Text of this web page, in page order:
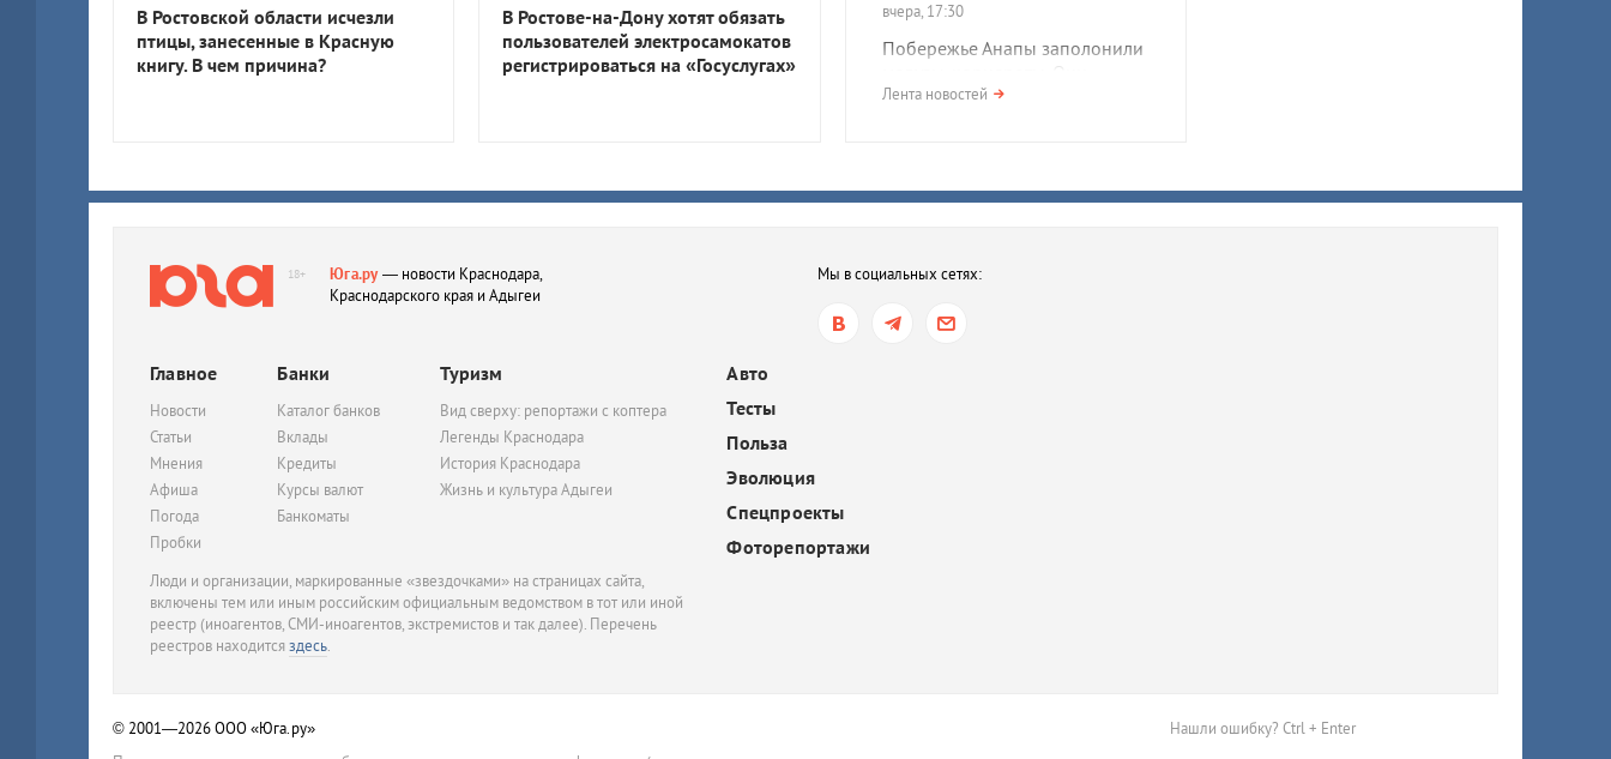
вчера, 17:30
Побережье Анапы заполонили
медузы-корнероты. Они
опасны?
Сильная жара и дожди. Узнали,
какую погоду ждать в
Лента новостей
В Ростовской области исчезли
птицы, занесенные в Красную
книгу. В чем причина?
В Ростове-на-Дону хотят обязать
пользователей электросамокатов
регистрироваться на «Госуслугах»
18+ Юга.ру— новости Краснодара,
Краснодарского края и Адыгеи
Мы в социальных сетях:
Главное
Новости
Статьи
Мнения
Афиша
Погода
Пробки
Банки
Каталог банков
Вклады
Кредиты
Курсы валют
Банкоматы
Туризм
Вид сверху: репортажи с коптера
Легенды Краснодара
История Краснодара
Жизнь и культура Адыгеи
Авто
Тесты
Польза
Эволюция
Спецпроекты
Фоторепортажи
Люди и организации, маркированные «звездочками» на страницах сайта,
включены тем или иным российским официальным ведомством в тот или иной
реестр (иноагентов, СМИ-иноагентов, экстремистов и так далее). Перечень
реестров находитсяздесь.
© 2001—2026ООО «Юга.ру»
Нашли ошибку? Ctrl + Enter